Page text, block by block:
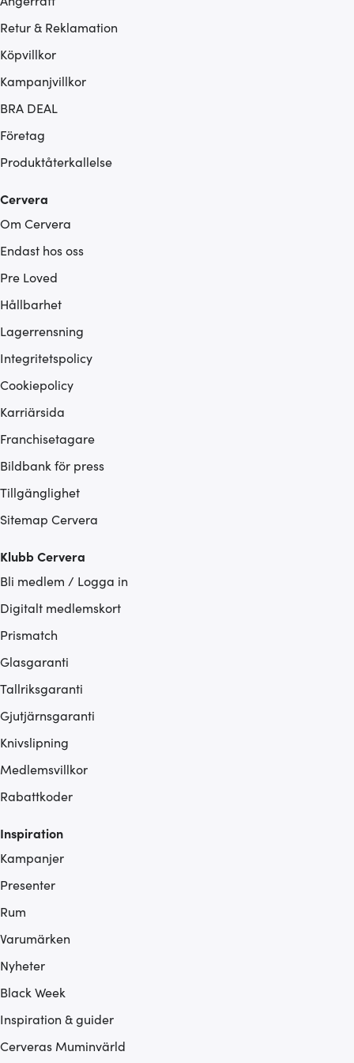
Retur & Reklamation
Köpvillkor
Kampanjvillkor
BRA DEAL
Företag
Produktåterkallelse
Cervera
Om Cervera
Endast hos oss
Pre Loved
Hållbarhet
Lagerrensning
Integritetspolicy
Cookiepolicy
Karriärsida
Franchisetagare
Bildbank för press
Tillgänglighet
Sitemap Cervera
Klubb Cervera
Bli medlem / Logga in
Digitalt medlemskort
Prismatch
Glasgaranti
Tallriksgaranti
Gjutjärnsgaranti
Knivslipning
Medlemsvillkor
Rabattkoder
Inspiration
Kampanjer
Presenter
Rum
Varumärken
Nyheter
Black Week
Inspiration & guider
Cerveras Muminvärld